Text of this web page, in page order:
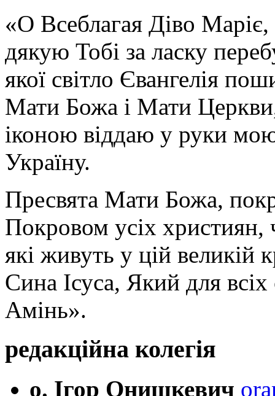
«О Всеблагая Діво
дякую Тобі за ласку
якої світло Євангелія
Мати Божа і Мати
іконою віддаю у руки
Україну.
Пресвята Мати Божа,
Покровом усіх християн,
які живуть у цій великій
Сина Ісуса, Який для
Амінь».
редакційна колегія
о. Ігор Онишкевич